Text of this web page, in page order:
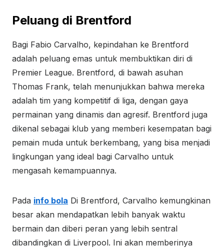
Peluang di Brentford
Bagi Fabio Carvalho, kepindahan ke Brentford
adalah peluang emas untuk membuktikan diri di
Premier League. Brentford, di bawah asuhan
Thomas Frank, telah menunjukkan bahwa mereka
adalah tim yang kompetitif di liga, dengan gaya
permainan yang dinamis dan agresif. Brentford juga
dikenal sebagai klub yang memberi kesempatan bagi
pemain muda untuk berkembang, yang bisa menjadi
lingkungan yang ideal bagi Carvalho untuk
mengasah kemampuannya.
Pada info bola Di Brentford, Carvalho kemungkinan
besar akan mendapatkan lebih banyak waktu
bermain dan diberi peran yang lebih sentral
dibandingkan di Liverpool. Ini akan memberinya